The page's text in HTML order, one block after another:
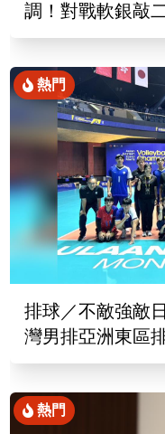
調！對戰軟銀敲
熱門
排球／不敵強敵
灣男排亞洲東區
熱門